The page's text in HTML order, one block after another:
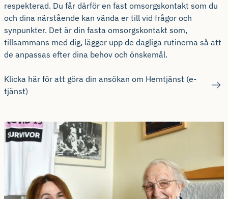
respekterad. Du får därför en fast omsorgskontakt som du
och dina närstående kan vända er till vid frågor och
synpunkter. Det är din fasta omsorgskontakt som,
tillsammans med dig, lägger upp de dagliga rutinerna så att
de anpassas efter dina behov och önskemål.
Klicka här för att göra din ansökan om Hemtjänst (e-
tjänst)